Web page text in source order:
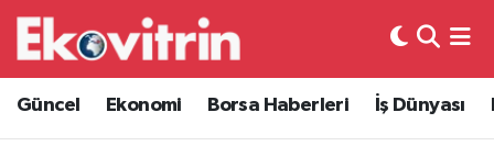
Güncel Ekonomi Borsa Haberleri İş Dünyası
Güncel
Ekonomi
Hava Durumu
Trafik Durumu